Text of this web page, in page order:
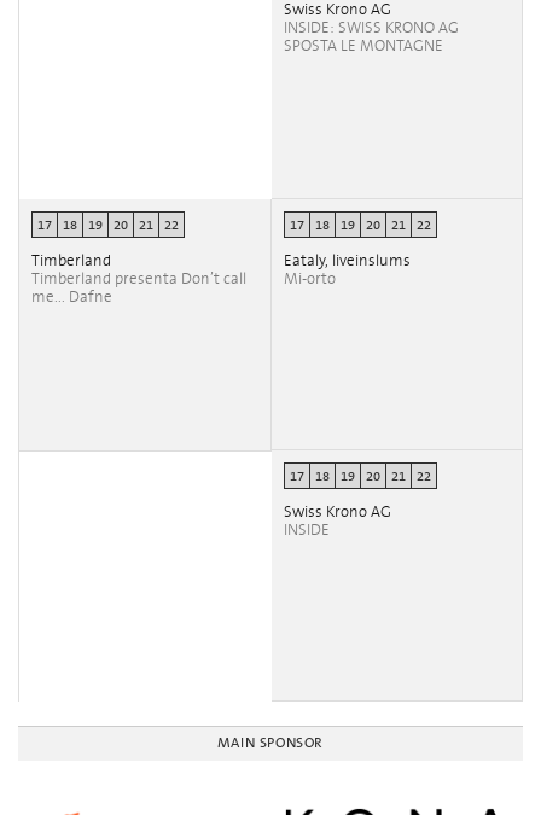
Swiss Krono AG
INSIDE: SWISS KRONO AG
SPOSTA LE MONTAGNE
17 18 19 20 21 22
Timberland
Timberland presenta Don’t call
me... Dafne
17 18 19 20 21 22
Eataly, liveinslums
Mi-orto
17 18 19 20 21 22
Swiss Krono AG
INSIDE
MAIN SPONSOR